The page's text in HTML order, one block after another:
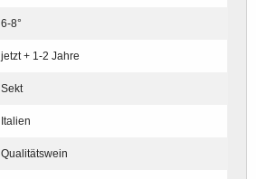
6-8°
jetzt + 1-2 Jahre
Sekt
Italien
Qualitätswein